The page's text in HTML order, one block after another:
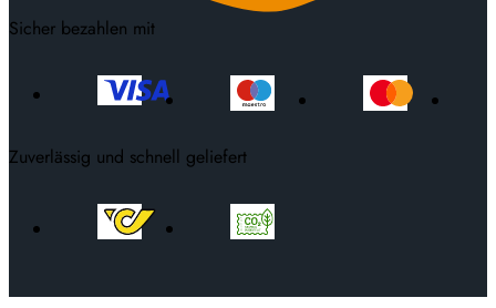
Sicher bezahlen mit
Zuverlässig und schnell geliefert